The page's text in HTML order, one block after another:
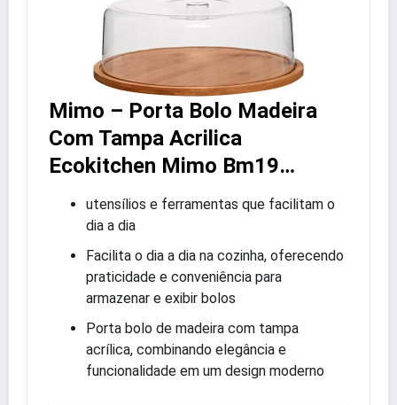
Mimo – Porta Bolo Madeira
Com Tampa Acrilica
Ecokitchen Mimo Bm19…
utensílios e ferramentas que facilitam o
dia a dia
Facilita o dia a dia na cozinha, oferecendo
praticidade e conveniência para
armazenar e exibir bolos
Porta bolo de madeira com tampa
acrílica, combinando elegância e
funcionalidade em um design moderno